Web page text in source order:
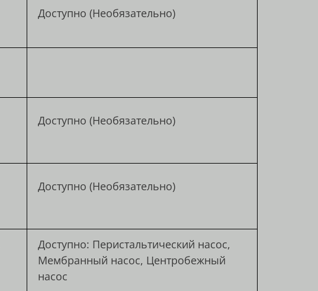
Доступно (Необязательно)
Доступно (Необязательно)
Доступно (Необязательно)
Доступно: Перистальтический насос,
Мембранный насос, Центробежный
насос